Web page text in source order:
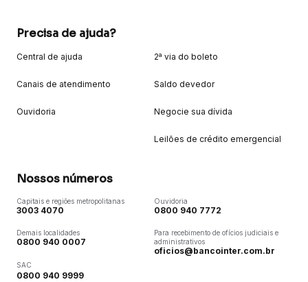
Precisa de ajuda?
Central de ajuda
Canais de atendimento
Ouvidoria
2ª via do boleto
Saldo devedor
Negocie sua dívida
Leilões de crédito emergencial
Nossos números
Capitais e regiões metropolitanas
3003 4070
Demais localidades
0800 940 0007
SAC
0800 940 9999
Ouvidoria
0800 940 7772
Para recebimento de ofícios judiciais e
administrativos
oficios@bancointer.com.br